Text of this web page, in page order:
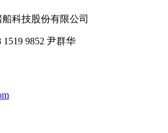
1519 9852 尹群华